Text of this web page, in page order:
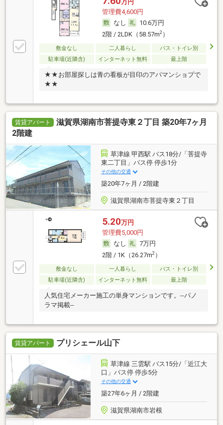
万円
管理費4,600円
なし
10.6万円
2階 / 2LDK（58.57m2）
敷金なし 二人暮らし
バス・トイレ別
駐車場(近隣含)
インターネット無料 最上階
★★お部屋探しは青の看板が目印のアパマンショプで
★★
賃貸アパート
滋賀県湖南市菩提寺東２丁目 築20年7ヶ月
2階建
草津線 甲西駅 バス18分/「菩提寺
東二丁目」バス停 停歩1分
その他の交通
築20年7ヶ月 / 2階建
滋賀県湖南市菩提寺東２丁目
5.20万円
管理費5,000円
なし
7万円
2階 / 1K（26.27m2）
敷金なし 一人暮らし
バス・トイレ別
駐車場(近隣含)
インターネット無料 最上階
人気住宅メーカー施工の単身マンションです。--パノ
ラマ掲載--
賃貸アパート プリシェール山下
草津線 三雲駅 バス15分/「近江大
口」バス停 停歩5分
その他の交通
築27年6ヶ月 / 2階建
滋賀県湖南市岩根